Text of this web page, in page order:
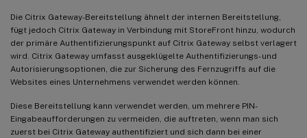
Die Citrix Gateway-Bereitstellung ähnelt der internen Bereitstellung,
fügt jedoch Citrix Gateway in Verbindung mit StoreFront hinzu, wodurch
der primäre Authentifizierungspunkt auf Citrix Gateway selbst verlagert
wird. Citrix Gateway umfasst ausgeklügelte Authentifizierungs- und
Autorisierungsoptionen, die zur Sicherung des Fernzugriffs auf die
Websites eines Unternehmens verwendet werden können.
Diese Bereitstellung kann verwendet werden, um mehrere PIN-
Eingabeaufforderungen zu vermeiden, die auftreten, wenn man sich
zuerst bei Citrix Gateway authentifiziert und sich dann bei einer